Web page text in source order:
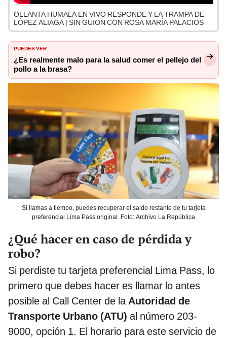
OLLANTA HUMALA EN VIVO RESPONDE Y LA TRAMPA DE
LÓPEZ ALIAGA | SIN GUION CON ROSA MARÍA PALACIOS
PUEDES VER:
¿Es realmente malo para la salud comer el pellejo del
pollo a la brasa?
Si llamas a tiempo, puedes recuperar el saldo restante de tu tarjeta
preferencial Lima Pass original. Foto: Archivo La República
¿Qué hacer en caso de pérdida y
robo?
Si perdiste tu tarjeta preferencial Lima Pass, lo
primero que debes hacer es llamar lo antes
posible al Call Center de la Autoridad de
Transporte Urbano (ATU) al número 203-
9000, opción 1. El horario para este servicio de